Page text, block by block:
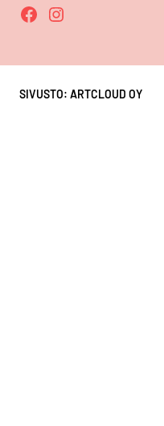
Facebook Instagram
SIVUSTO: ARTCLOUD OY